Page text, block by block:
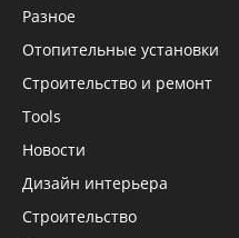
Разное
Отопительные установки
Строительство и ремонт
Tools
Новости
Дизайн интерьера
Строительство